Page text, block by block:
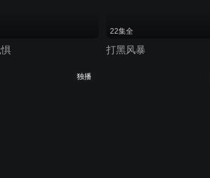
22集全
打黑风暴
独播